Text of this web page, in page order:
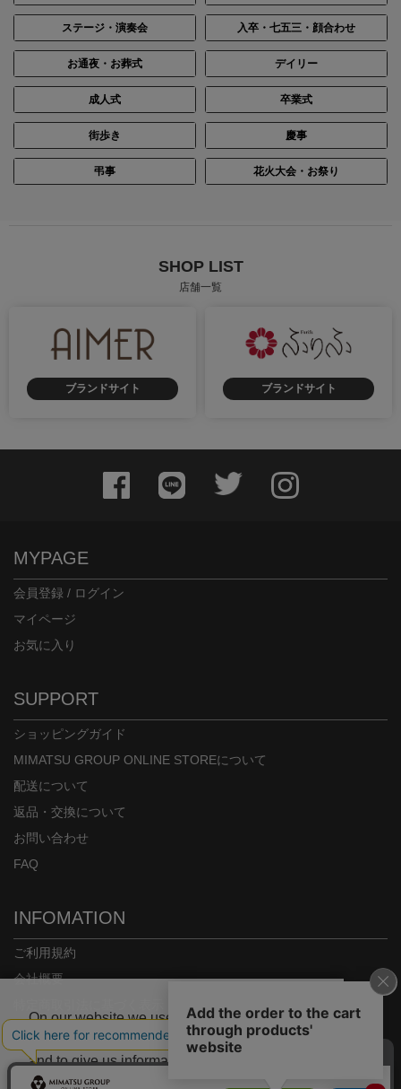
ステージ・演奏会 入卒・七五三・顔合わせ
お通夜・お葬式 デイリー
成人式 卒業式
街歩き 慶事
弔事 花火大会・お祭り
SHOP LIST
店舗一覧
ブランドサイト ブランドサイト
MYPAGE
会員登録 / ログイン
マイページ
お気に入り
SUPPORT
ショッピングガイド
MIMATSU GROUP ONLINE STOREについて
配送について
返品・交換について
お問い合わせ
FAQ
INFOMATION
ご利用規約
会社概要
プライバシーポリシー
On our website we use some cookies. These
are necessary for our site to work properly
and to give us information about how our site
is used.